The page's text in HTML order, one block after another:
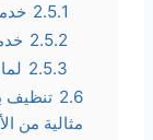
2.5.1
2.5.2
2.5.3
2.6 تنظيف
مثالية من